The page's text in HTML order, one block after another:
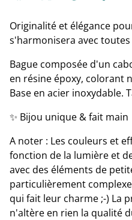
Originalité et élégance
s'harmonisera avec toutes
Bague composée d'un
en résine époxy, colorant
Base en acier inoxydable.
✨ Bijou unique & fait main
A noter : Les couleurs et
fonction de la lumière et
avec des éléments de
particulièrement
qui fait leur charme ;-) La
n'altère en rien la qualité